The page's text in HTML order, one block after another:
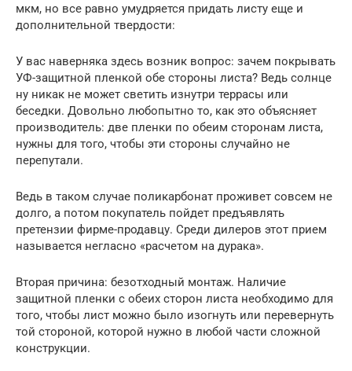
мкм, но все равно умудряется придать листу еще и
дополнительной твердости:
У вас наверняка здесь возник вопрос: зачем покрывать
УФ-защитной пленкой обе стороны листа? Ведь солнце
ну никак не может светить изнутри террасы или
беседки. Довольно любопытно то, как это объясняет
производитель: две пленки по обеим сторонам листа,
нужны для того, чтобы эти стороны случайно не
перепутали.
Ведь в таком случае поликарбонат проживет совсем не
долго, а потом покупатель пойдет предъявлять
претензии фирме-продавцу. Среди дилеров этот прием
называется негласно «расчетом на дурака».
Вторая причина: безотходный монтаж. Наличие
защитной пленки с обеих сторон листа необходимо для
того, чтобы лист можно было изогнуть или перевернуть
той стороной, которой нужно в любой части сложной
конструкции.